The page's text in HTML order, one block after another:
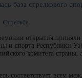
база стрелкового
Стрельба
открытия приняли
и спорта Республики
комитета страны,
соответствует всем